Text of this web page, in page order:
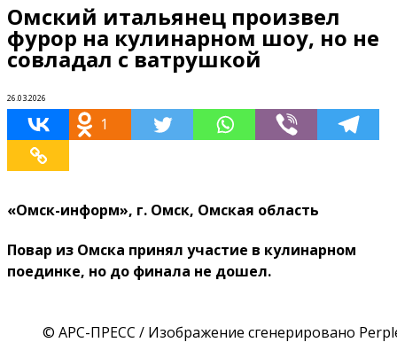
Омский итальянец произвел
фурор на кулинарном шоу, но не
совладал с ватрушкой
26.03.2026
1
«Омск-информ», г. Омск, Омская область
Повар из Омска принял участие в кулинарном
поединке, но до финала не дошел.
© АРС-ПРЕСС / Изображение сгенерировано